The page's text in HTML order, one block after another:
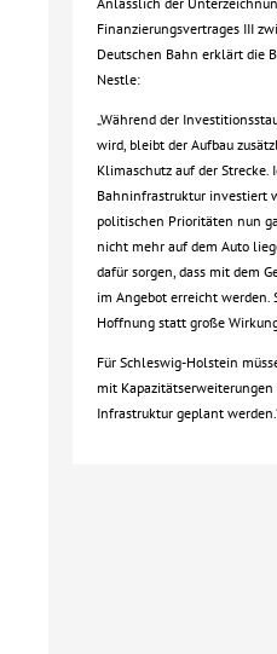
Finanzierungsvertrages III
Deutschen Bahn erklärt die
Nestle:
„Während der
wird, bleibt der Aufbau
Klimaschutz auf der
Bahninfrastruktur investiert
politischen Prioritäten nun
nicht mehr auf dem Auto
dafür sorgen, dass mit dem
im Angebot erreicht werden.
Hoffnung statt große
Für Schleswig-Holstein
mit
Infrastruktur geplant